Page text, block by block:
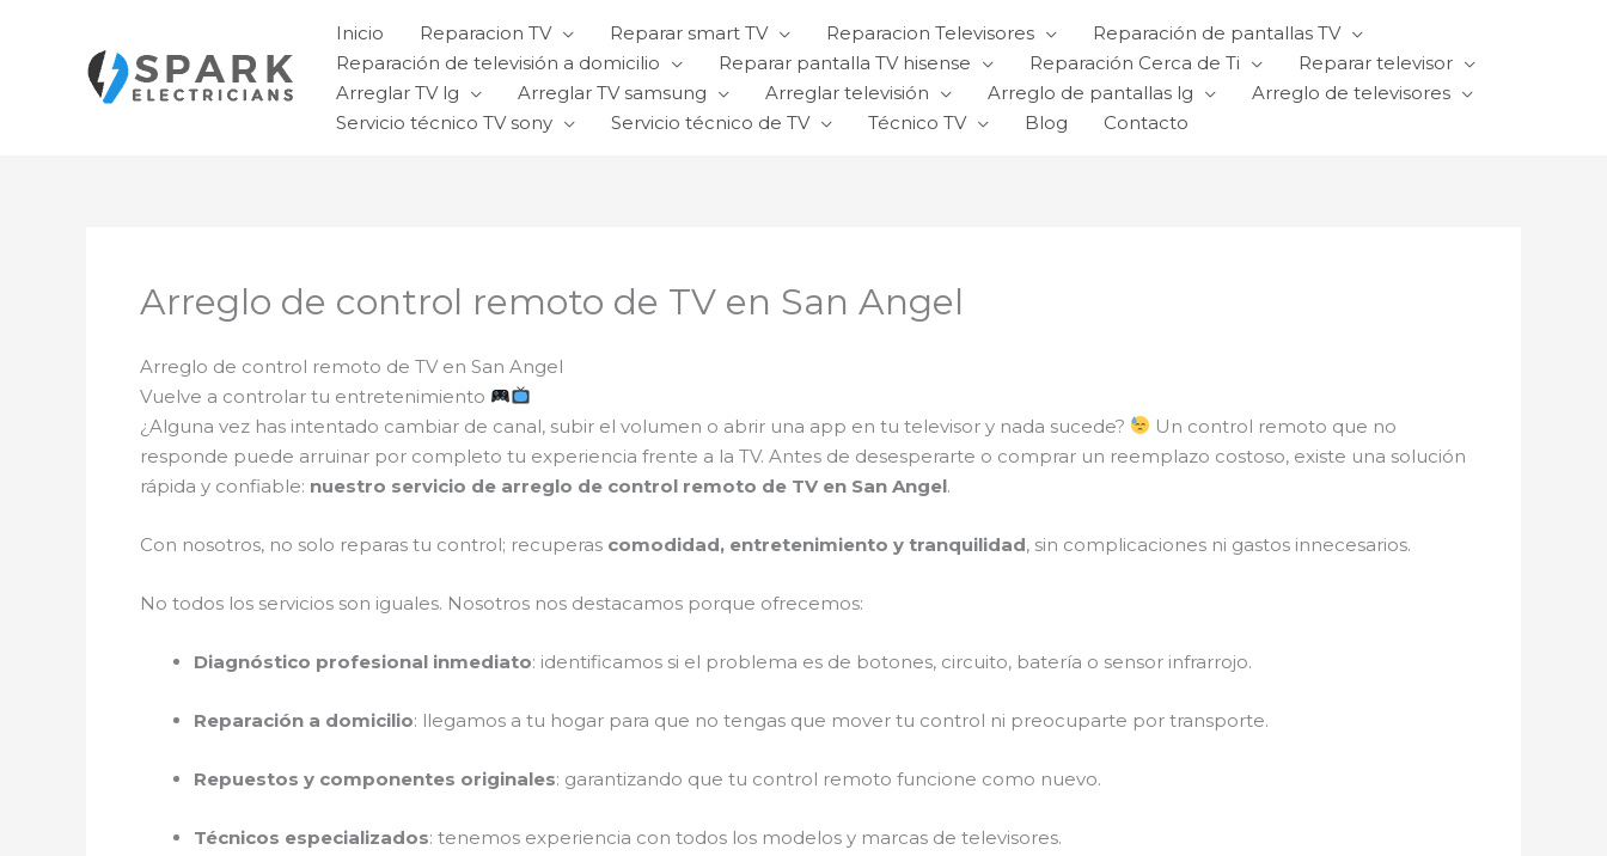
contenido
Inicio Reparacion TV Reparar smart TV Reparacion Televisores
Reparación de pantallas TV
Reparación de televisión a domicilio
Reparar pantalla TV hisense Reparación Cerca de Ti
Reparar televisor
Arreglar TV lg
Arreglar TV samsung Arreglar televisión Arreglo de pantallas lg
Arreglo de televisores
Servicio técnico TV sony
Servicio técnico de TV Técnico TV Blog Contacto
Arreglo de control remoto de TV en San Angel
Arreglo de control remoto de TV en San Angel
Vuelve a controlar tu entretenimiento
¿Alguna vez has intentado cambiar de canal, subir el volumen o abrir una app en tu televisor y nada sucede?
Un control remoto que no
responde puede arruinar por completo tu experiencia frente a la TV. Antes de desesperarte o comprar un reemplazo costoso, existe una solución
rápida y confiable: nuestro servicio de arreglo de control remoto de TV en San Angel.
Con nosotros, no solo reparas tu control; recuperas comodidad, entretenimiento y tranquilidad, sin complicaciones ni gastos innecesarios.
No todos los servicios son iguales. Nosotros nos destacamos porque ofrecemos:
Diagnóstico profesional inmediato: identificamos si el problema es de botones, circuito, batería o sensor infrarrojo.
Reparación a domicilio: llegamos a tu hogar para que no tengas que mover tu control ni preocuparte por transporte.
Repuestos y componentes originales: garantizando que tu control remoto funcione como nuevo.
Técnicos especializados: tenemos experiencia con todos los modelos y marcas de televisores.